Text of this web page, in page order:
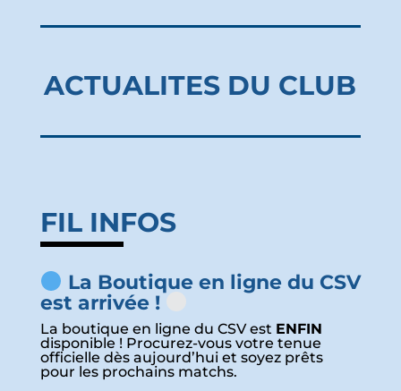
ACTUALITES DU CLUB
FIL INFOS
La Boutique en ligne du CSV
est arrivée !
La boutique en ligne du CSV est ENFIN
disponible ! Procurez-vous votre tenue
officielle dès aujourd’hui et soyez prêts
pour les prochains matchs.